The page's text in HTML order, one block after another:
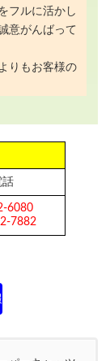
フルに活かし
意がんばって
りもお客様の
話
6080
7882